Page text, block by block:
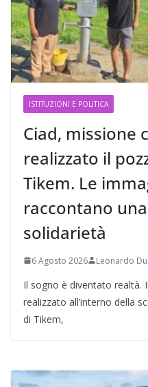
ISTITUZIONI E POLITICA
Ciad, missione
realizzato il
Tikem. Le
raccontano
solidarietà
6 Agosto 2026 Leonardo
Il sogno è diventato
realizzato all’interno della
di Tikem,